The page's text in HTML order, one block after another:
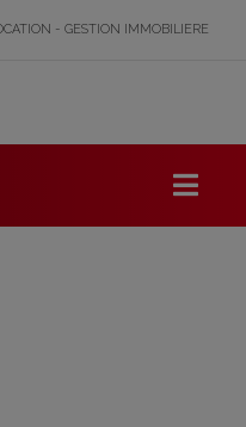
- GESTION IMMOBILIERE